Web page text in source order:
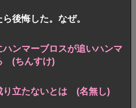
後悔した。なぜ。
ハンマーブロスが追いハンマ
(ちんすけ)
り立たないとは (名無し)